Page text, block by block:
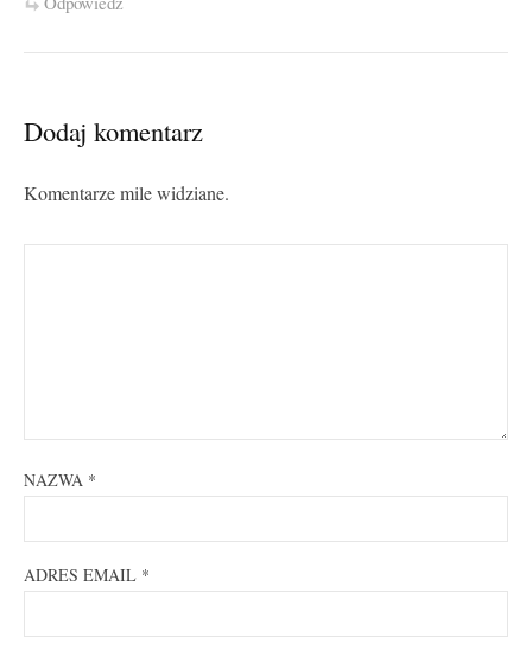
Dodaj komentarz
Komentarze mile widziane.
NAZWA *
ADRES EMAIL *